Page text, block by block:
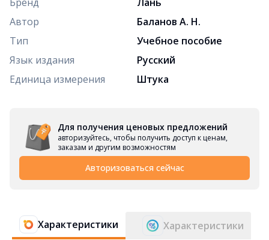
Автор
Баланов А. Н.
Тип
Учебное пособие
Язык издания
Русский
Единица измерения
Штука
Для получения ценовых предложений
авторизуйтесь, чтобы получить доступ к ценам,
заказам и другим возможностям
Авторизоваться сейчас
Характеристики Характеристики